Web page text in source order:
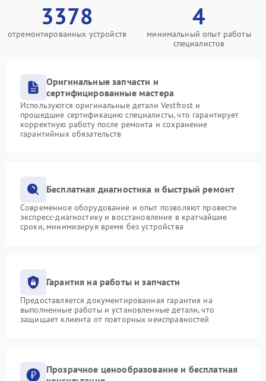
3378
отремонтированных устройств
4
минимальный опыт работы
специалистов
Оригинальные запчасти и
сертифицированные мастера
Используются оригинальные детали Vestfrost и
прошедшие сертификацию специалисты, что гарантирует
корректную работу после ремонта и сохранение
гарантийных обязательств
Бесплатная диагностика и быстрый ремонт
Современное оборудование и опыт позволяют провести
экспресс-диагностику и восстановление в кратчайшие
сроки, минимизируя время без устройства
Гарантия на работы и запчасти
Предоставляется документированная гарантия на
выполненные работы и установленные детали, что
защищает клиента от повторных неисправностей
Прозрачное ценообразование и бесплатная